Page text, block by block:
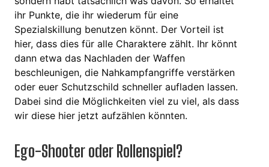
ihr Punkte, die ihr wiederum für eine
Spezialskillung benutzen könnt. Der Vorteil ist
hier, dass dies für alle Charaktere zählt. Ihr könnt
dann etwa das Nachladen der Waffen
beschleunigen, die Nahkampfangriffe verstärken
oder euer Schutzschild schneller aufladen lassen.
Dabei sind die Möglichkeiten viel zu viel, als dass
wir diese hier jetzt aufzählen könnten.
Ego-Shooter oder Rollenspiel?